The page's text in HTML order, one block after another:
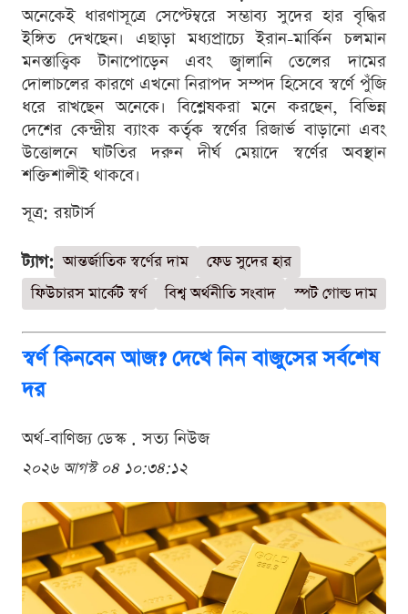
অনেকেই ধারণাসূত্রে সেপ্টেম্বরে সম্ভাব্য সুদের হার বৃদ্ধির
ইঙ্গিত দেখছেন। এছাড়া মধ্যপ্রাচ্যে ইরান-মার্কিন চলমান
মনস্তাত্ত্বিক টানাপোড়েন এবং জ্বালানি তেলের দামের
দোলাচলের কারণে এখনো নিরাপদ সম্পদ হিসেবে স্বর্ণে পুঁজি
ধরে রাখছেন অনেকে। বিশ্লেষকরা মনে করছেন, বিভিন্ন
দেশের কেন্দ্রীয় ব্যাংক কর্তৃক স্বর্ণের রিজার্ভ বাড়ানো এবং
উত্তোলনে ঘাটতির দরুন দীর্ঘ মেয়াদে স্বর্ণের অবস্থান
শক্তিশালীই থাকবে।
সূত্র: রয়টার্স
ট্যাগ: আন্তর্জাতিক স্বর্ণের দাম
ফেড সুদের হার
ফিউচারস মার্কেট স্বর্ণ
বিশ্ব অর্থনীতি সংবাদ স্পট গোল্ড দাম
স্বর্ণ কিনবেন আজ? দেখে নিন বাজুসের সর্বশেষ
দর
অর্থ-বাণিজ্য ডেস্ক . সত্য নিউজ
২০২৬ আগস্ট ০৪ ১০:৩৪:১২